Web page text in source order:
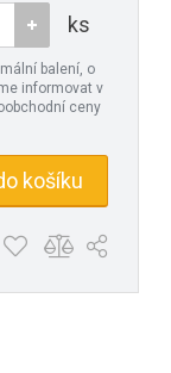
ks
balení, o
informovat v
ceny
košíku